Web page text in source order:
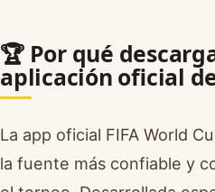
🏆 Por qué
aplicación oficial
La app oficial FIFA World
la fuente más confiable y